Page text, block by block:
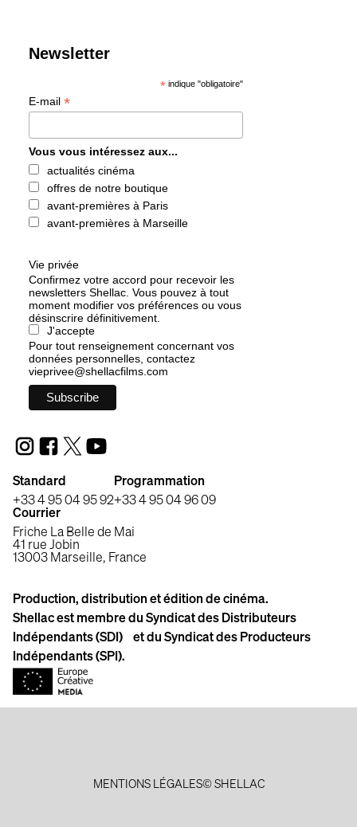
Newsletter
*indique "obligatoire"
E-mail *
Vous vous intéressez aux...
actualités cinéma
offres de notre boutique
avant-premières à Paris
avant-premières à Marseille
Vie privée
Confirmez votre accord pour recevoir les
newsletters Shellac. Vous pouvez à tout
moment modifier vos préférences ou vous
désinscrire définitivement.
J'accepte
Pour tout renseignement concernant vos
données personnelles, contactez
vieprivee@shellacfilms.com
Standard
+33 4 95 04 95 92
Programmation
+33 4 95 04 96 09
Courrier
Friche La Belle de Mai
41 rue Jobin
13003 Marseille, France
Production, distribution et édition de cinéma.
Shellac est membre du Syndicat des Distributeurs
Indépendants (SDI) et du Syndicat des Producteurs
Indépendants (SPI).
MENTIONS LÉGALES© SHELLAC